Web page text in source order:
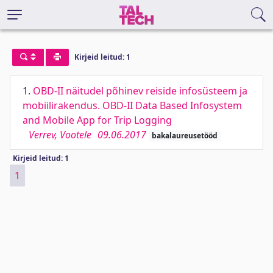
Kirjeid leitud: 1
1. OBD-II näitudel põhinev reiside infosüsteem ja
mobiilirakendus. OBD-II Data Based Infosystem
and Mobile App for Trip Logging
Verrev, Vootele 09.06.2017 bakalaureusetööd
Kirjeid leitud: 1
1